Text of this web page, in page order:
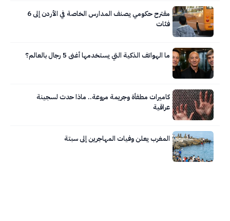
مقترح حكومي يصنف المدارس الخاصة في الأردن إلى 6
فئات
ما الهواتف الذكية التي يستخدمها أغنى 5 رجال بالعالم؟
كاميرات مطفأة وجريمة مروعة.. ماذا حدث لسجينة
عراقية
المغرب يعلن وفيات المهاجرين إلى سبتة